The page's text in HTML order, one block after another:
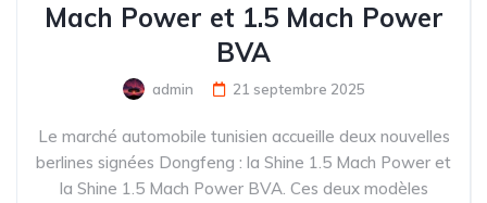
Mach Power et 1.5 Mach Power
BVA
admin 21 septembre 2025
Le marché automobile tunisien accueille deux nouvelles
berlines signées Dongfeng : la Shine 1.5 Mach Power et
la Shine 1.5 Mach Power BVA. Ces deux modèles